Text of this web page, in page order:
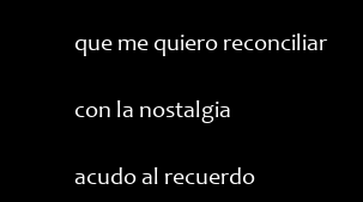
que me quiero reconciliar
con la nostalgia
acudo al recuerdo